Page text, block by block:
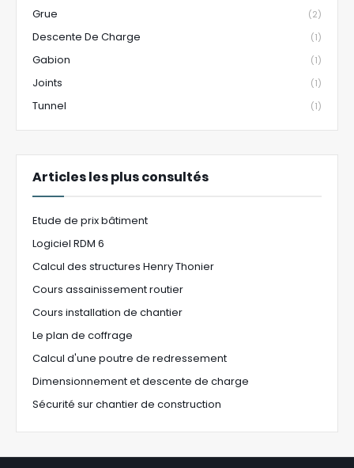
Grue (2)
Descente De Charge (1)
Gabion (1)
Joints (1)
Tunnel (1)
Articles les plus consultés
Etude de prix bâtiment
Logiciel RDM 6
Calcul des structures Henry Thonier
Cours assainissement routier
Cours installation de chantier
Le plan de coffrage
Calcul d'une poutre de redressement
Dimensionnement et descente de charge
Sécurité sur chantier de construction